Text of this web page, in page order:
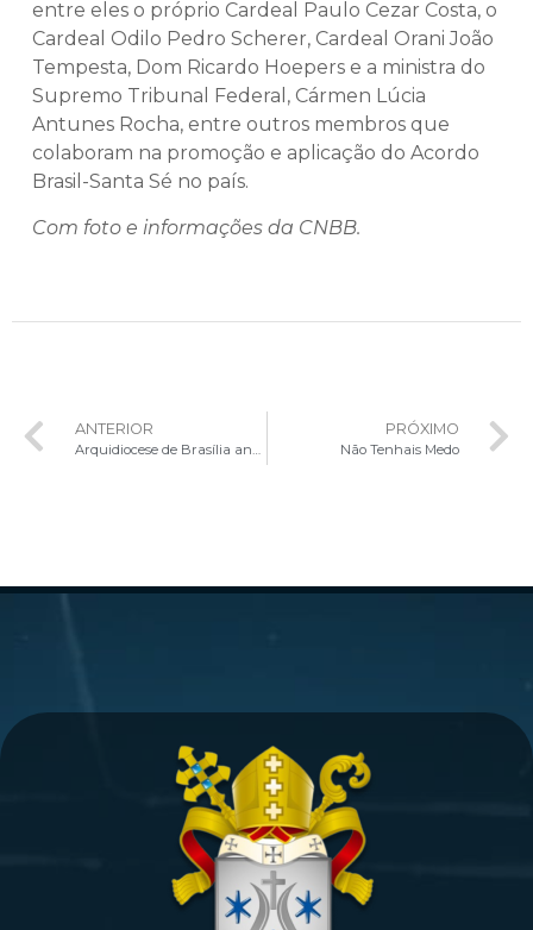
entre eles o próprio Cardeal Paulo Cezar Costa, o
Cardeal Odilo Pedro Scherer, Cardeal Orani João
Tempesta, Dom Ricardo Hoepers e a ministra do
Supremo Tribunal Federal, Cármen Lúcia
Antunes Rocha, entre outros membros que
colaboram na promoção e aplicação do Acordo
Brasil-Santa Sé no país.
Com foto e informações da CNBB.
ANTERIOR
Arquidiocese de Brasília anuncia novo Diretor Acadêmico da FATEO
PRÓXIMO
Não Tenhais Medo